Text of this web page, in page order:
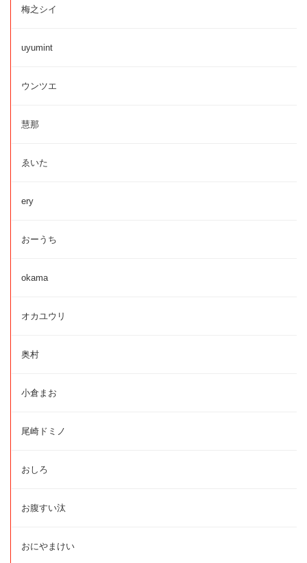
梅之シイ
uyumint
ウンツエ
慧那
ゑいた
ery
おーうち
okama
オカユウリ
奥村
小倉まお
尾崎ドミノ
おしろ
お腹すい汰
おにやまけい